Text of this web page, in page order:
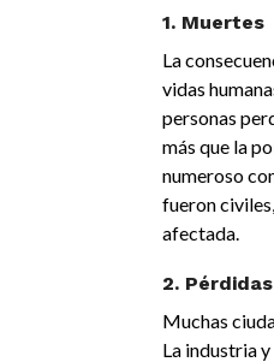
1. Muertes
La
vidas
personas
más que la
numeroso
fueron
afectada.
2.
Muchas
La industria